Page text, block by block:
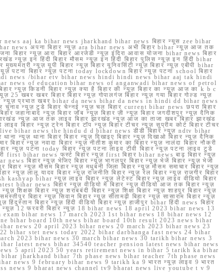
aaj ka bihar news jharkhand bihar news बिहार न्यूस zee bihar
news अपना बिहार न्यूज़ ara bihar news अभी बिहार bihar न्यूज़ आज तक
न्यूज़ आरा बिहार आरजेडी न्यूज़ इंदिरा आवास योजना bihar news बिहार
न्यूज़ इन हिंदी बिहार मौसम न्यूज़ इन हिंदी बिहार पुलिस न्यूज़ इन हिंदी bihar
न्यूज़ यूपी बिहार न्यूज़ बिहार यूनिवर्सिटी न्यूज़ बिहार न्यूज़ एबीपी bihar
पटना बिहार न्यूज़ पटना today lockdown बिहार न्यूज़ पटना school बिहार
news /bihar etv bihar news hindi hindi news bihar aaj tak hindi
news of education bihar news of anganwadi bihar news of petrol
न्यूज़ किडनी बिहार न्यूज़ क्या है बिहार की न्यूज़ बिहार का न्यूज़ आज का k b c
25 खबर खबर बिहार बिहार न्यूज़ गोपालगंज बिहार न्यूज़ गया बिहार गोल्ड न्यूज़
न्यूज़ प्रभात खबर bihar da news bihar da news in hindi dd bihar news
चुनाव न्यूज़ टुडे बिहार चेन्नई न्यूज़ चल बिहार current bihar news छपरा बिहार
जहानाबाद न्यूज़ बिहार जॉब न्यूज़ बिहार ज़ी न्यूज़ बिहार जगदीशपुर न्यूज़ दैनिक
न्यूज़ आज तक लाइव बिहार झारखंड न्यूज़ आज का ताजा खबर बिहार झारखंड
बिहार न्यूज़ ट्रेन बिहार टॉप न्यूज़ बिहार टीचर न्यूज़ सुप्रीम कोर्ट बिहार टीचर
bihar news the hindu d d bihar news डीडी बिहार न्यूज़ ndtv bihar
न्यूज़ थाना बिहार बिहार न्यूज़ दिखाइए बिहार न्यूज़ दिखाओ बिहार न्यूज़ दैनिक
बिहार न्यूज़ नवादा बिहार न्यूज़ नीतीश कुमार का बिहार न्यूज़ नालंदा बिहार नौकरी
न्यूज़ पटना today बिहार न्यूज़ पटना लाइव टीवी बिहार न्यूज़ पटना लाइव टुडे
bihar news फर्स्ट बिहार न्यूज़ first बिहार bihar news बाढ़ बिहार न्यूज़
news बिहार न्यूज़ भेजिए बिहार न्यूज़ भागलपुर बिहार न्यूज़ भेजें बिहार न्यूज़ भेजो
न्यूज़ मौसम बिहार न्यूज़ मधुबनी जिला बिहार न्यूज़ मौसम समाचार बिहार न्यूज़
न्यूज़ लालू यादव बिहार न्यूज़ राजनीति बिहार न्यूज़ रेल बिहार न्यूज़ राजगीर बिहार
kashyap bihar न्यूज़ लाइव बिहार न्यूज़ लेटेस्ट बिहार न्यूज़ लाइव वीडियो बिहार
bihar news बिहार न्यूज़ वीडियो में बिहार न्यूज़ वीडियो आज तक बिहार न्यूज़
शिक्षक बिहार न्यूज़ शराबबंदी बिहार न्यूज़ शिक्षा बिहार न्यूज़ शाहपुर बिहार न्यूज़
बिहार न्यूज़ सिवान बिहार न्यूज़ सीतामढ़ी बिहार न्यूज़ सासाराम बिहार न्यूज़
बिहार न्यूज़ हिंदी वीडियो बिहार न्यूज़ हाजीपुर bihar हिंदी news बिहार
न्यूज़ 12 फरवरी बिहार न्यूज़ 18 bihar news 18 april 2023 bihar news 13
bihar news 17 march 2023 1st bihar news 18 bihar news 12
bihar board 10th news bihar board 10th result 2023 news bihar
news 20 april 2023 bihar news 20 march 2023 bihar news 23
bihar stet news today 2022 bihar darbhanga fast news 24 bihar
2023 bihar news 30 march bihar news 30 tarikh bihar news 3
latest news bihar 34540 teacher pension latest news bihar news
5 april 2023 50 years retirement news in bihar 5 tarikh ka bihar
jharkhand bihar 7th phase news bihar teacher 7th phase news
news 9 february bihar news 9 tarikh ka 9 भारत न्यूज़ लाइव 9 भारत
news 9 bharat news channel tv9 bharat news live youtube t v 9